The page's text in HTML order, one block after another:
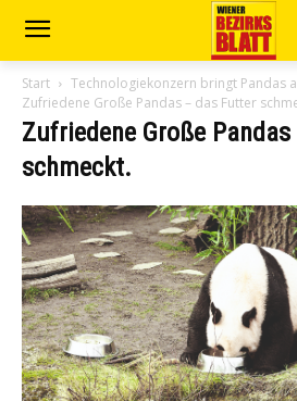
Start
Technologiekonzern bringt Pandas
Zufriedene Große Pandas – das Futter
Zufriedene Große
schmeckt.